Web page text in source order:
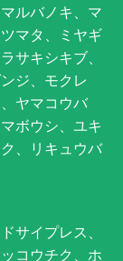
ルバノキ、マ
マタ、ミヤギ
サキシキブ、
ジ、モクレ
ヤマコウバ
ボウシ、ユキ
、リキュウバ
サイプレス、
コウチク、ホ